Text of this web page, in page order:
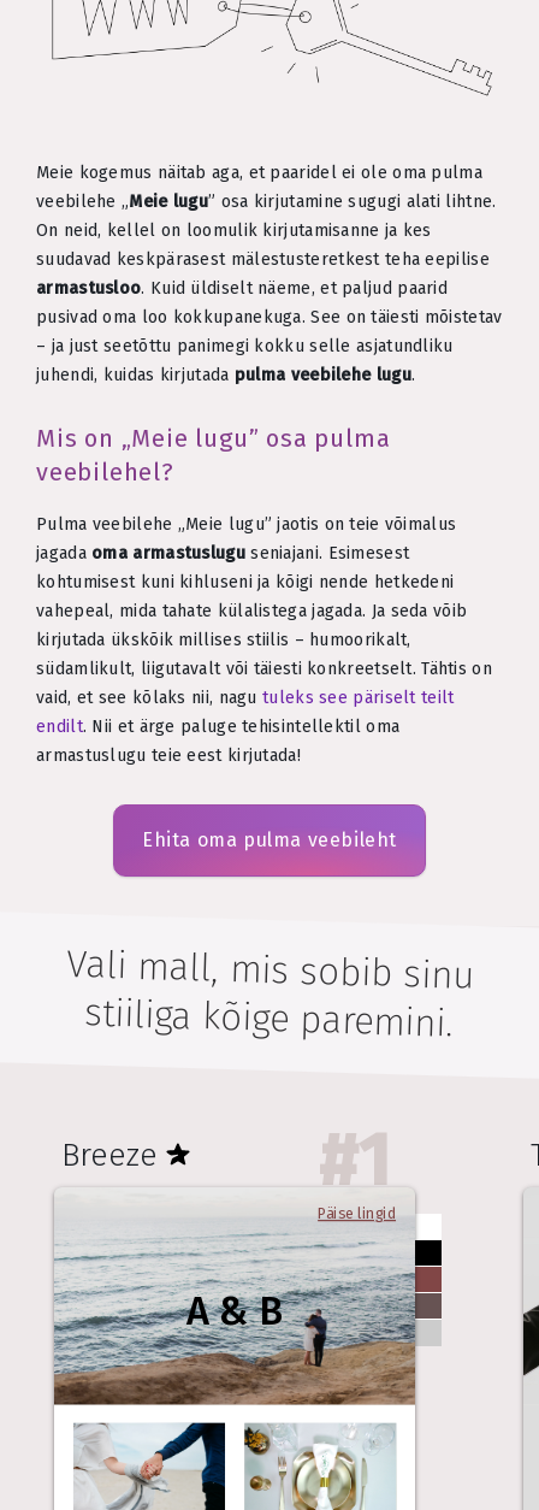
Meie kogemus näitab aga, et paaridel ei ole oma pulma
veebilehe „Meie lugu” osa kirjutamine sugugi alati lihtne.
On neid, kellel on loomulik kirjutamisanne ja kes
suudavad keskpärasest mälestusteretkest teha eepilise
armastusloo. Kuid üldiselt näeme, et paljud paarid
pusivad oma loo kokkupanekuga. See on täiesti mõistetav
– ja just seetõttu panimegi kokku selle asjatundliku
juhendi, kuidas kirjutada pulma veebilehe lugu.
Mis on „Meie lugu” osa pulma
veebilehel?
Pulma veebilehe „Meie lugu” jaotis on teie võimalus
jagada oma armastusluguseniajani. Esimesest
kohtumisest kuni kihluseni ja kõigi nende hetkedeni
vahepeal, mida tahate külalistega jagada. Ja seda võib
kirjutada ükskõik millises stiilis – humoorikalt,
südamlikult, liigutavalt või täiesti konkreetselt. Tähtis on
vaid, et see kõlaks nii, nagutuleks see päriselt teilt
endilt. Nii et ärge paluge tehisintellektil oma
armastuslugu teie eest kirjutada!
Ehita oma pulma veebileht
Vali mall, mis sobib sinu
stiiliga kõige paremini.
Breeze #1
Päise lingid
A & B